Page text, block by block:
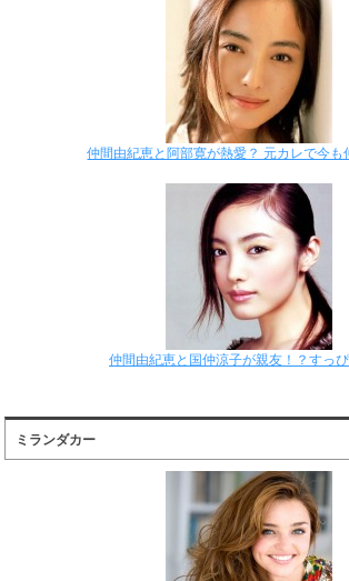
仲間由紀恵と阿部寛が熱愛？ 元カレで今も
仲間由紀恵と国仲涼子が親友！？すっ
ミランダカー